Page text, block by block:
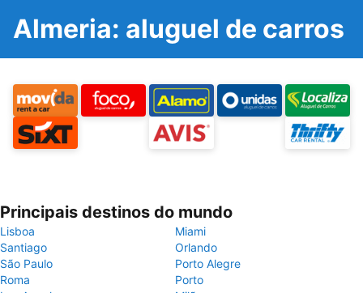
Almeria: aluguel de carros
Principais destinos do mundo
Lisboa
Miami
Santiago
Orlando
São Paulo
Porto Alegre
Roma
Porto